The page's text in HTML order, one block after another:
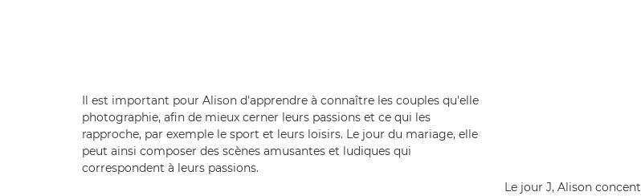
Il est important pour Alison d'apprendre à connaître les couples qu'elle
photographie, afin de mieux cerner leurs passions et ce qui les
rapproche, par exemple le sport et leurs loisirs. Le jour du mariage, elle
peut ainsi composer des scènes amusantes et ludiques qui
correspondent à leurs passions.
Le jour J, Alison